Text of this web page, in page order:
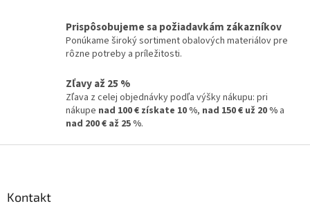
Prispôsobujeme sa požiadavkám zákazníkov
Ponúkame široký sortiment obalových materiálov pre
rôzne potreby a príležitosti.
Zľavy až 25 %
Zľava z celej objednávky podľa výšky nákupu: pri
nákupe nad 100 € získate 10 %, nad 150 € už 20 % a
nad 200 € až 25 %.
Kontakt